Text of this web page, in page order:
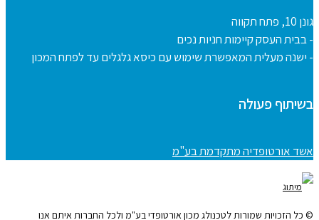
גונן 10, פתח תקווה
- בבית העסק קיימות חניות נכים
- ישנה מעלית המאפשרת שימוש עם כיסא גלגלים עד לפתח המכון
בשיתוף פעולה
אשד אורטופדיה מתקדמת בע"מ
© כל הזכויות שמורות לטכנולג מכון אורטופדי בע"מ ולכל החברות איתם אנו